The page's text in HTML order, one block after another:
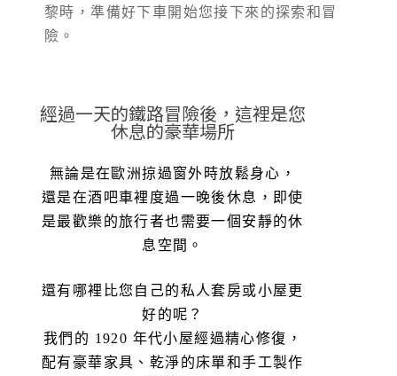
黎時，準備好下車開始您接下來的探索和冒
險。
經過一天的鐵路冒險後，這裡是您
休息的豪華場所
無論是在歐洲掠過窗外時放鬆身心，
還是在酒吧車裡度過一晚後休息，即使
是最歡樂的旅行者也需要一個安靜的休
息空間。
還有哪裡比您自己的私人套房或小屋更
好的呢？
我們的 1920 年代小屋經過精心修復，
配有豪華家具、乾淨的床單和手工製作